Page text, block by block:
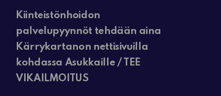
Kiinteistönhoidon
palvelupyynnöt tehdään aina
Kärrykartanon nettisivuilla
kohdassa Asukkaille / TEE
VIKAILMOITUS